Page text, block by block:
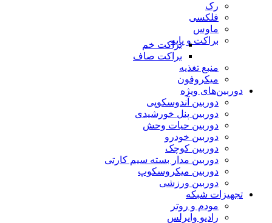
رک
فلکسی
ماوس
براکت و پایهبراکت خم
براکت صاف
منبع تغذیه
میکروفون
دوربین‌های ویژه
دوربین آندوسکوپی
دوربین پنل خورشیدی
دوربین حیات وحش
دوربین خودرو
دوربین کوچک
دوربین مدار بسته سیم کارتی
دوربین میکروسکوپ
دوربین ورزشی
تجهیزات شبکه
مودم و روتر
رادیو وایرلس